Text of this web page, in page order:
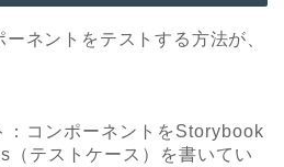
ネントをテストする方法が、
：コンポーネントをStorybook
（テストケース）を書いてい